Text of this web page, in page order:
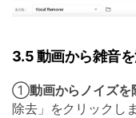
3.5 動画から雑音を
①動画からノイズを
除去」をクリックし